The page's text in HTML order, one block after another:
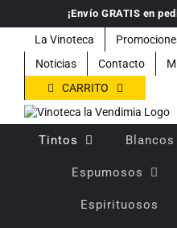
contenido
¡Envío GRATIS en
La Vinoteca
Noticias
Contacto
CARRITO
Tintos Blancos
Espumosos
Espirituosos